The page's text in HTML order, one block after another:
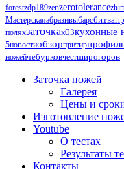
forestzdp189zenzerotolerance
Мастерскаяабразивыбарс
поляхзаточкак03кухонные
5новостиобзорпритир
ножейчебурковчестширогоров
Заточка ножей
Галерея
Цены и
Изготовление
Youtube
О тестах
Результаты
Контакты